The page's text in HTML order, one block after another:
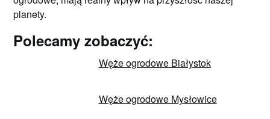
planety.
Polecamy zobaczyć:
Węże ogrodowe Białystok
Węże ogrodowe Mysłowice